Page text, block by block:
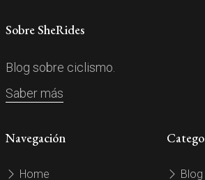
Sobre SheRides
Blog sobre ciclismo.
Saber más
Navegación
Home